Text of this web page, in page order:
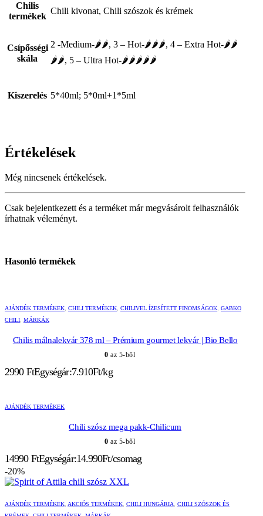
Chilis
termékek
Chili kivonat, Chili szószok és krémek
Csípősségi
skála
2 -Medium-🌶🌶, 3 – Hot-🌶🌶🌶, 4 – Extra Hot-🌶🌶
🌶🌶, 5 – Ultra Hot-🌶🌶🌶🌶🌶
Kiszerelés 5*40ml; 5*0ml+1*5ml
Értékelések
Még nincsenek értékelések.
Csak bejelentkezett és a terméket már megvásárolt felhasználók
írhatnak véleményt.
Hasonló termékek
AJÁNDÉK TERMÉKEK, CHILI TERMÉKEK, CHILIVEL ÍZESÍTETT FINOMSÁGOK, GABKO
CHILI, MÁRKÁK
Chilis málnalekvár 378 ml – Prémium gourmet lekvár | Bio Bello
0 az 5-ből
2990 FtEgységár:7.910Ft/kg
AJÁNDÉK TERMÉKEK
Chili szósz mega pakk-Chilicum
0 az 5-ből
14990 FtEgységár:14.990Ft/csomag
-20%
AJÁNDÉK TERMÉKEK, AKCIÓS TERMÉKEK, CHILI HUNGÁRIA, CHILI SZÓSZOK ÉS